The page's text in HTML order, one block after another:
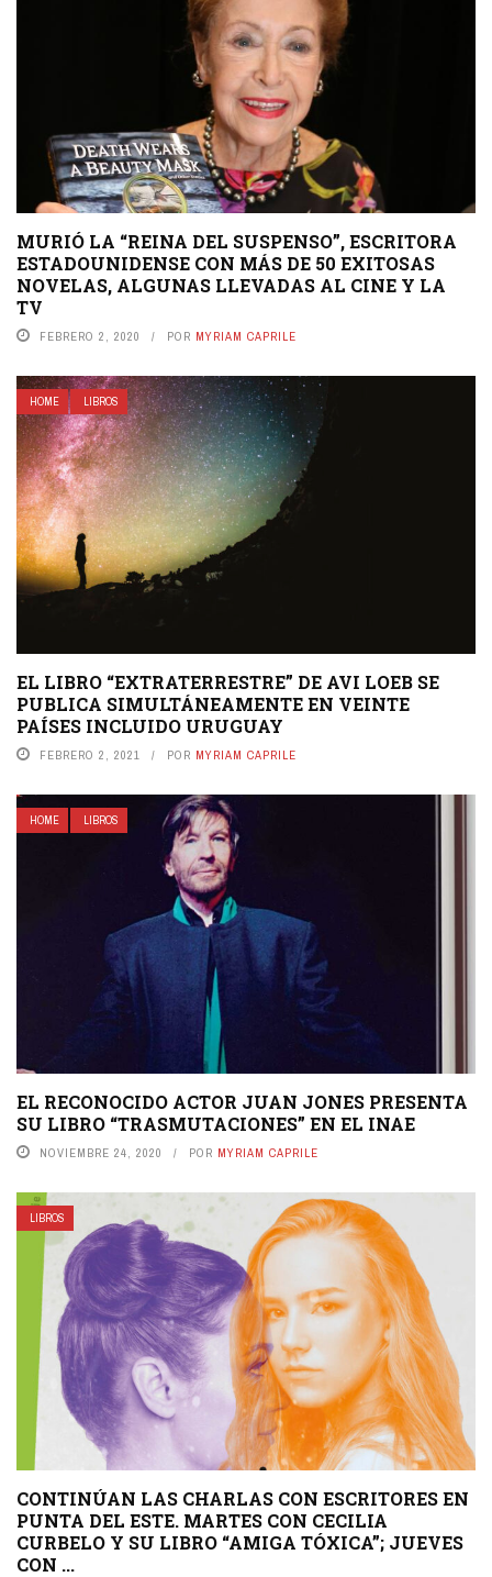
MURIÓ LA “REINA DEL SUSPENSO”, ESCRITORA
ESTADOUNIDENSE CON MÁS DE 50 EXITOSAS
NOVELAS, ALGUNAS LLEVADAS AL CINE Y LA
TV
FEBRERO 2, 2020 POR MYRIAM CAPRILE
HOME LIBROS
EL LIBRO “EXTRATERRESTRE” DE AVI LOEB SE
PUBLICA SIMULTÁNEAMENTE EN VEINTE
PAÍSES INCLUIDO URUGUAY
FEBRERO 2, 2021 POR MYRIAM CAPRILE
HOME LIBROS
EL RECONOCIDO ACTOR JUAN JONES PRESENTA
SU LIBRO “TRASMUTACIONES” EN EL INAE
NOVIEMBRE 24, 2020 POR MYRIAM CAPRILE
LIBROS
CONTINÚAN LAS CHARLAS CON ESCRITORES EN
PUNTA DEL ESTE. MARTES CON CECILIA
CURBELO Y SU LIBRO “AMIGA TÓXICA”; JUEVES
CON ...